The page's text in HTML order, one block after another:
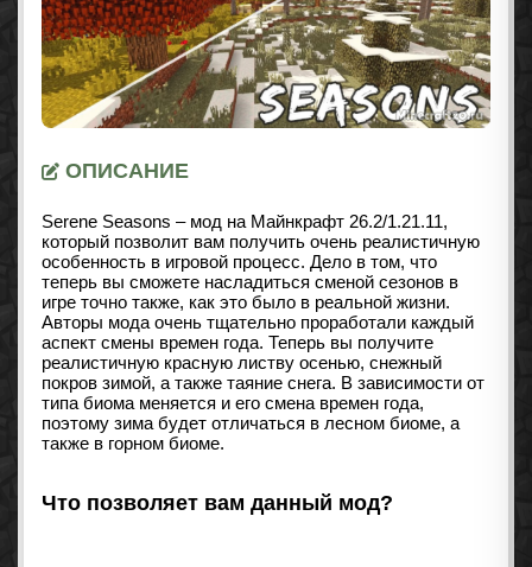
ОПИСАНИЕ
Serene Seasons – мод на Майнкрафт 26.2/1.21.11,
который позволит вам получить очень реалистичную
особенность в игровой процесс. Дело в том, что
теперь вы сможете насладиться сменой сезонов в
игре точно также, как это было в реальной жизни.
Авторы мода очень тщательно проработали каждый
аспект смены времен года. Теперь вы получите
реалистичную красную листву осенью, снежный
покров зимой, а также таяние снега. В зависимости от
типа биома меняется и его смена времен года,
поэтому зима будет отличаться в лесном биоме, а
также в горном биоме.
Что позволяет вам данный мод?